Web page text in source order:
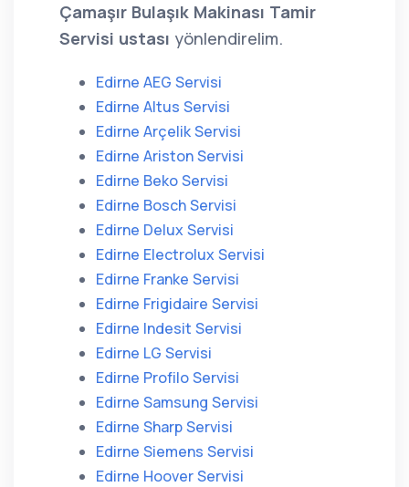
Çamaşır Bulaşık Makinası Tamir
Servisi ustası yönlendirelim.
Edirne AEG Servisi
Edirne Altus Servisi
Edirne Arçelik Servisi
Edirne Ariston Servisi
Edirne Beko Servisi
Edirne Bosch Servisi
Edirne Delux Servisi
Edirne Electrolux Servisi
Edirne Franke Servisi
Edirne Frigidaire Servisi
Edirne Indesit Servisi
Edirne LG Servisi
Edirne Profilo Servisi
Edirne Samsung Servisi
Edirne Sharp Servisi
Edirne Siemens Servisi
Edirne Hoover Servisi